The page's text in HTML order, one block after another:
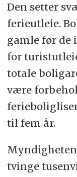
Den setter
ferieutleie.
gamle før de
for
totale
være
til fem år.
tvinge